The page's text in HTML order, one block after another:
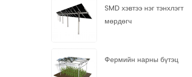
SMD хэвтээ нэг тэнхлэгт
мөрдөгч
Фермийн нарны бүтэц